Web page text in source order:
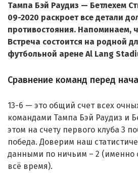
Тампа Бэй Раудиз — Бетлехем
09-2020 раскроет все детали
противостояния. Напоминаем,
Встреча состоится на родной
футбольной арене Al Lang
Сравнение команд перед
13-6 — это общий счет всех
командами Тампа Бэй Раудиз и
этом на счету первого клуба 3
победа. Доверим наш
данными по ничьим – 2 (именно
всё время).